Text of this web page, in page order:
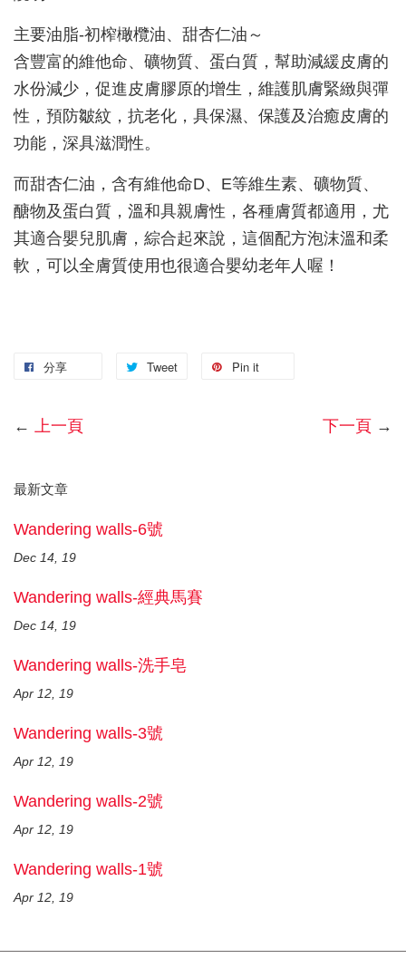
主要油脂-初榨橄欖油、甜杏仁油～
含豐富的維他命、礦物質、蛋白質，幫助減緩皮膚的
水份減少，促進皮膚膠原的增生，維護肌膚緊緻與彈
性，預防皺紋，抗老化，具保濕、保護及治癒皮膚的
功能，深具滋潤性。
而甜杏仁油，含有維他命D、E等維生素、礦物質、
醣物及蛋白質，溫和具親膚性，各種膚質都適用，尤
其適合嬰兒肌膚，綜合起來說，這個配方泡沫溫和柔
軟，可以全膚質使用也很適合嬰幼老年人喔！
分享 Tweet Pin it
← 上一頁 下一頁 →
最新文章
Wandering walls-6號
Dec 14, 19
Wandering walls-經典馬賽
Dec 14, 19
Wandering walls-洗手皂
Apr 12, 19
Wandering walls-3號
Apr 12, 19
Wandering walls-2號
Apr 12, 19
Wandering walls-1號
Apr 12, 19